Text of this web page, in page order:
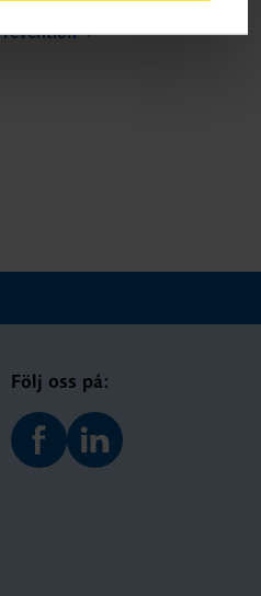
Följ oss på: